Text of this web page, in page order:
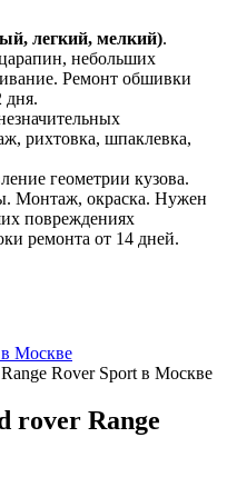
легкий, мелкий).
небольших
Ремонт обшивки
дня.
рихтовка, шпаклевка,
геометрии кузова.
Монтаж, окраска. Нужен
повреждениях
ремонта от 14 дней.
Москве
Rover Sport в Москве
rover Range